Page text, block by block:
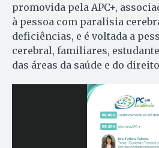
promovida pela APC+,
à pessoa com paralisia
deficiências, e é voltada a
cerebral, familiares,
das áreas da saúde e do